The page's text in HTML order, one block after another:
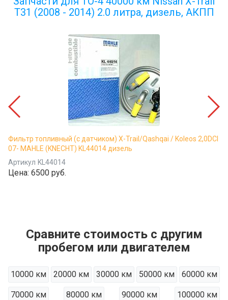
T31 (2008 - 2014) 2.0 литра, дизель, АКПП
Фильтр топливный (с датчиком) X-Trail/Qashqai / Koleos 2,0DCI
07- MAHLE (KNECHT) KL44014 дизель
Артикул KL44014
Цена: 6500 руб.
Сравните стоимость с другим
пробегом или двигателем
10000 км 20000 км 30000 км 50000 км 60000 км
70000 км 80000 км 90000 км 100000 км